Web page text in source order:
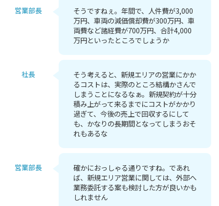
営業部長
そうですねぇ。年間で、人件費が3,000
万円、車両の減価償却費が300万円、車
両費など諸経費が700万円、合計4,000
万円といったところでしょうか
社長
そう考えると、新規エリアの営業にかか
るコストは、実際のところ結構かさんで
しまうことになるなぁ。新規契約が十分
積み上がって来るまでにコストがかかり
過ぎて、今後の売上で回収するにして
も、かなりの長期間となってしまうおそ
れもあるな
営業部長
確かにおっしゃる通りですね。であれ
ば、新規エリア営業に関しては、外部へ
業務委託する案も検討した方が良いかも
しれません